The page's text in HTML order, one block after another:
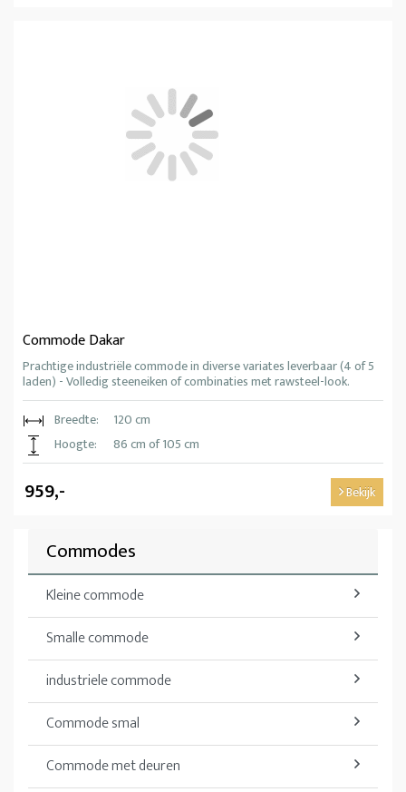
Commode Dakar
Prachtige industriële commode in diverse variates leverbaar (4 of 5
laden) - Volledig steeneiken of combinaties met rawsteel-look.
Breedte:
120 cm
Hoogte:
86 cm of 105 cm
959,- Bekijk
Commodes
Kleine commode
Smalle commode
industriele commode
Commode smal
Commode met deuren